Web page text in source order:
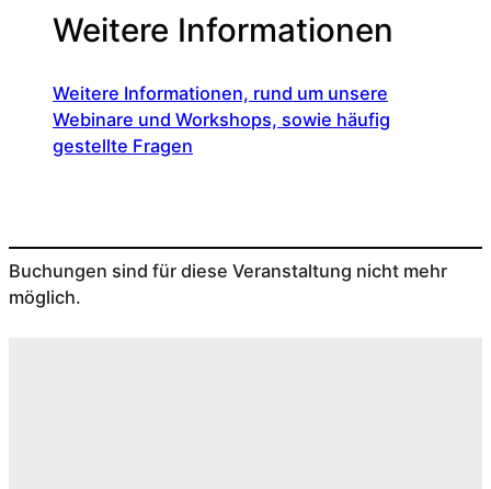
Weitere Informationen
Weitere Informationen, rund um unsere
Webinare und Workshops, sowie häufig
gestellte Fragen
Buchungen sind für diese Veranstaltung nicht mehr
möglich.